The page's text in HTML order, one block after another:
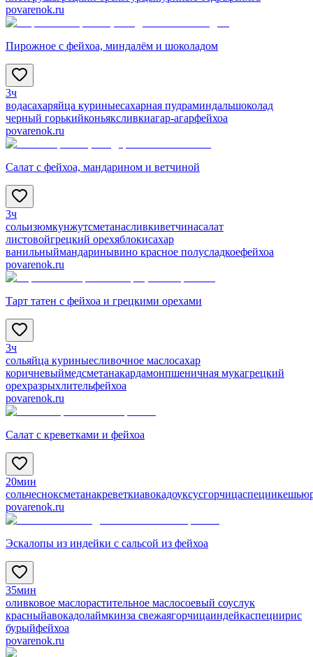
povarenok.ru
Пирожное с фейхоа, миндалём и шоколадом
3ч
водасахаряйца куриныесахарная пудраминдальшоколад
черный горькийконьяксливкиагар-агарфейхоа
povarenok.ru
Салат с фейхоа, мандарином и ветчиной
3ч
сольизюмкунжутсметанасливкиветчинасалат
листовойгрецкий орехяблокисахар
ванильныймандаринывино красное полусладкоефейхоа
povarenok.ru
Тарт татен с фейхоа и грецкими орехами
3ч
сольяйца куриныесливочное маслосахар
коричневыймедсметанакардамонпшеничная мукагрецкий
орехразрыхлительфейхоа
povarenok.ru
Салат с креветками и фейхоа
20мин
сольчесноксметанакреветкиавокадоуксусгорчицаспециикешью
povarenok.ru
Эскалопы из индейки с сальсой из фейхоа
35мин
оливковое маслорастительное маслосоевый соуслук
красныйавокадолаймкинза свежаягорчицаиндейкаспециирис
бурыйфейхоа
povarenok.ru